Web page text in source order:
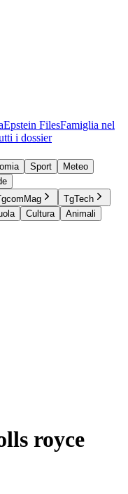
Epstein FilesFamiglia nel
i dossier
Sport
Meteo
TgTech
Cultura
Animali
royce